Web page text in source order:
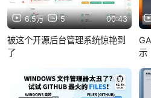
6.5万 5 00:43
被这个开源后台管理系统惊艳到
了
示
App